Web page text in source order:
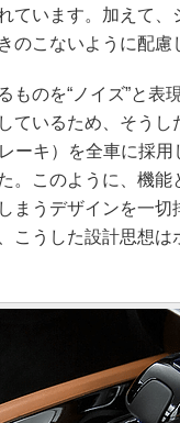
ています。加えて、
のこないように配慮
のを“ノイズ”と表
ているため、そうし
ーキ）を全車に採
。このように、機能
まうデザインを一
こうした設計思想